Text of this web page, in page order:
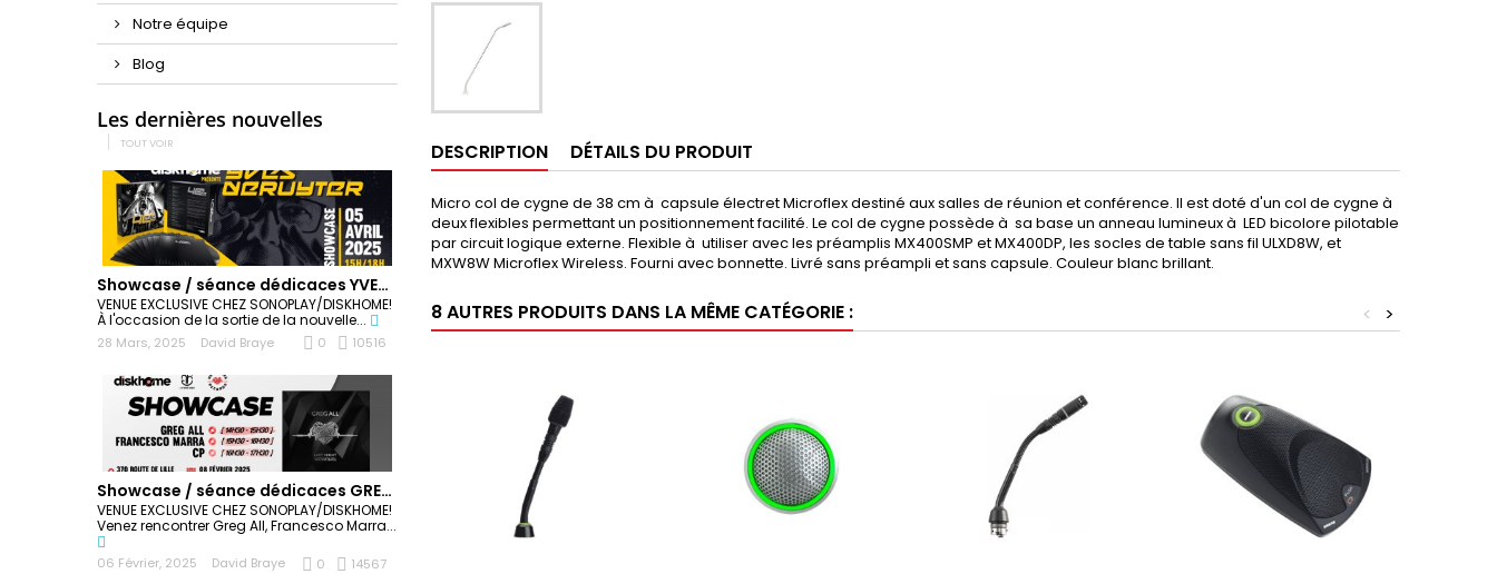
Notre équipe
Blog
Les dernières nouvelles
TOUT VOIR
Showcase / séance dédicaces YVES DERUYTER
VENUE EXCLUSIVE CHEZ SONOPLAY/DISKHOME!
À l'occasion de la sortie de la nouvelle...
28 Mars, 2025 David Braye 10516
0
Showcase / séance dédicaces GREG ALL
VENUE EXCLUSIVE CHEZ SONOPLAY/DISKHOME!
Venez rencontrer Greg All, Francesco Marra...
06 Février, 2025 David Braye 14567
0
DESCRIPTION DÉTAILS DU PRODUIT
Micro col de cygne de 38 cm à capsule électret Microflex destiné aux salles de réunion et conférence. Il est doté d'un col de cygne à
deux flexibles permettant un positionnement facilité. Le col de cygne possède à sa base un anneau lumineux à LED bicolore pilotable
par circuit logique externe. Flexible à utiliser avec les préamplis MX400SMP et MX400DP, les socles de table sans fil ULXD8W, et
MXW8W Microflex Wireless. Fourni avec bonnette. Livré sans préampli et sans capsule. Couleur blanc brillant.
8 AUTRES PRODUITS DANS LA MÊME CATÉGORIE : >
<